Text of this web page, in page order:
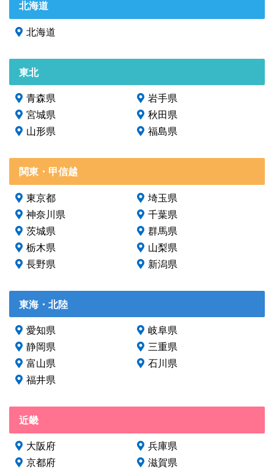
北海道
北海道
東北
青森県
岩手県
宮城県
秋田県
山形県
福島県
関東・甲信越
東京都
埼玉県
神奈川県
千葉県
茨城県
群馬県
栃木県
山梨県
長野県
新潟県
東海・北陸
愛知県
岐阜県
静岡県
三重県
富山県
石川県
福井県
近畿
大阪府
兵庫県
京都府
滋賀県